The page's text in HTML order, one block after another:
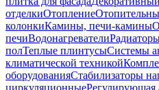
отделкиОтопление
колонкиКамины, печи-камины
печиВодонагреватели
полТеплые плинтусыСистемы
климатической техникой
оборудованияСтабилизаторы
циркуляционныеРегулирующая